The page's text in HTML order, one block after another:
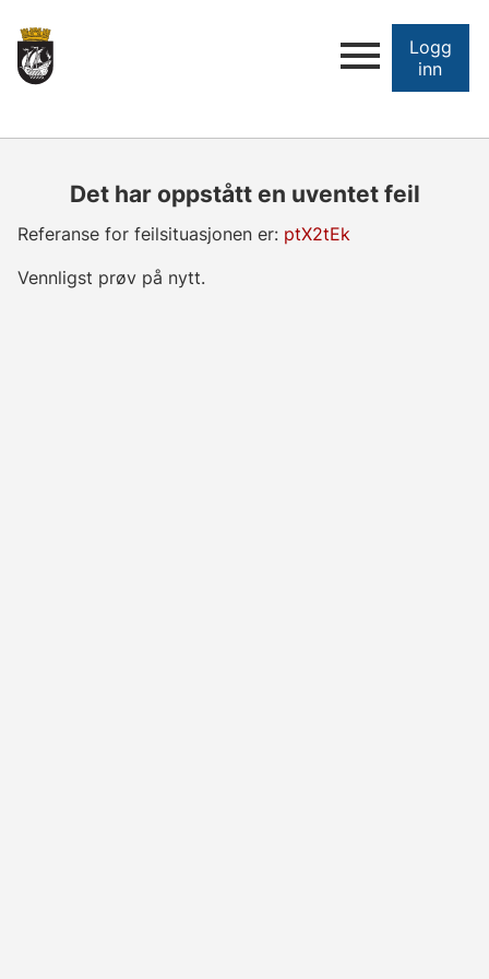
Logg
inn
Det har oppstått en uventet feil
Referanse for feilsituasjonen er: ptX2tEk
Vennligst prøv på nytt.